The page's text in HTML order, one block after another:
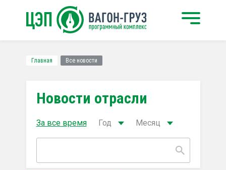
Главная Все новости
Новости отрасли
За все время Год Месяц